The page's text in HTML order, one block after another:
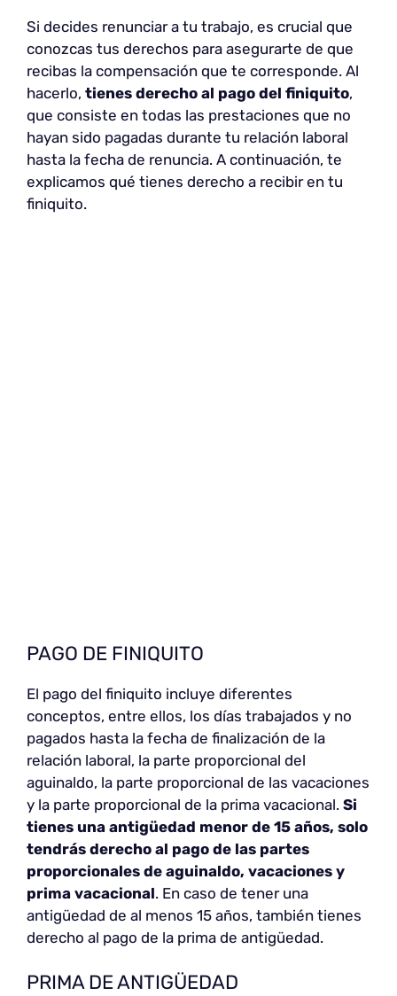
Si decides renunciar a tu trabajo, es crucial que
conozcas tus derechos para asegurarte de que
recibas la compensación que te corresponde. Al
hacerlo, tienes derecho al pago del finiquito,
que consiste en todas las prestaciones que no
hayan sido pagadas durante tu relación laboral
hasta la fecha de renuncia. A continuación, te
explicamos qué tienes derecho a recibir en tu
finiquito.
PAGO DE FINIQUITO
El pago del finiquito incluye diferentes
conceptos, entre ellos, los días trabajados y no
pagados hasta la fecha de finalización de la
relación laboral, la parte proporcional del
aguinaldo, la parte proporcional de las vacaciones
y la parte proporcional de la prima vacacional. Si
tienes una antigüedad menor de 15 años, solo
tendrás derecho al pago de las partes
proporcionales de aguinaldo, vacaciones y
prima vacacional. En caso de tener una
antigüedad de al menos 15 años, también tienes
derecho al pago de la prima de antigüedad.
PRIMA DE ANTIGÜEDAD